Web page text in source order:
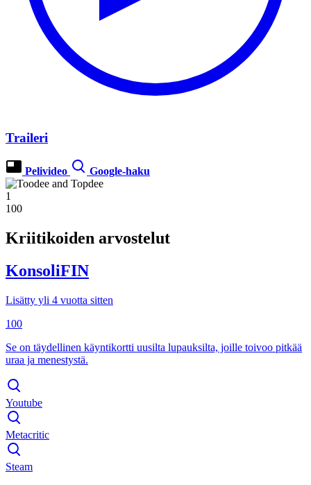
Traileri
Pelivideo Google-haku
1
100
Kriitikoiden arvostelut
KonsoliFIN
Lisätty yli 4 vuotta sitten
100
Se on täydellinen käyntikortti uusilta lupauksilta, joille toivoo pitkää
uraa ja menestystä.
Youtube
Metacritic
Steam